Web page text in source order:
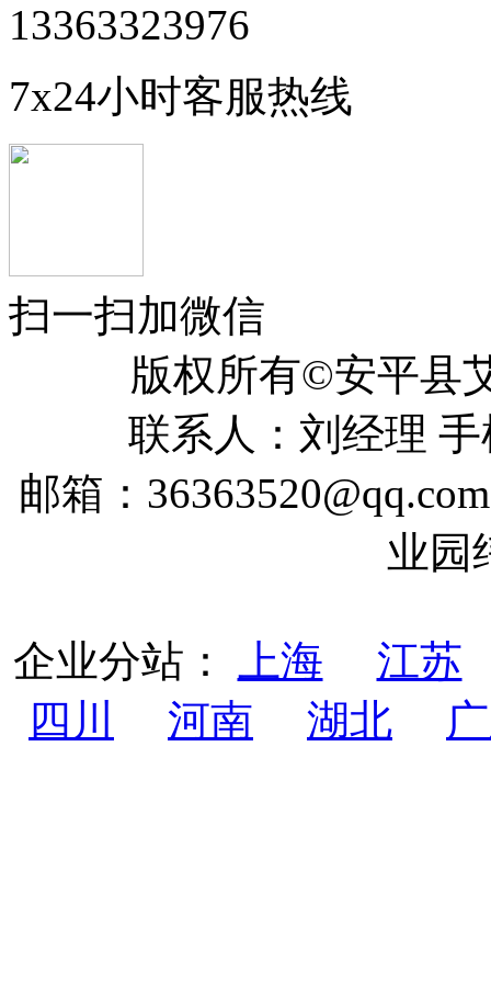
13363323976
7x24小时客服热线
扫一扫加微信
版权所有©安平
联系人：刘经理 手
邮箱：
业园
企业分站： 上海
江苏
四川
河南 湖北